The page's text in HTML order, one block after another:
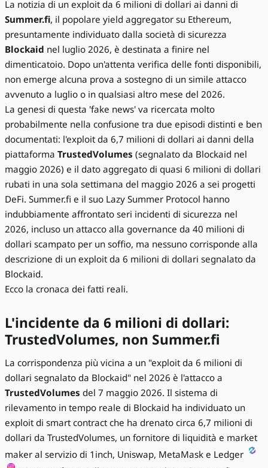
La notizia di un exploit da 6 milioni di dollari ai danni di
Summer.fi, il popolare yield aggregator su Ethereum,
presuntamente individuato dalla società di sicurezza
Blockaid nel luglio 2026, è destinata a finire nel
dimenticatoio. Dopo un'attenta verifica delle fonti disponibili,
non emerge alcuna prova a sostegno di un simile attacco
avvenuto a luglio o in qualsiasi altro mese del 2026.
La genesi di questa 'fake news' va ricercata molto
probabilmente nella confusione tra due episodi distinti e ben
documentati: l'exploit da 6,7 milioni di dollari ai danni della
piattaforma TrustedVolumes (segnalato da Blockaid nel
maggio 2026) e il dato aggregato di quasi 6 milioni di dollari
rubati in una sola settimana del maggio 2026 a sei progetti
DeFi. Summer.fi e il suo Lazy Summer Protocol hanno
indubbiamente affrontato seri incidenti di sicurezza nel
2026, incluso un attacco alla governance da 40 milioni di
dollari scampato per un soffio, ma nessuno corrisponde alla
descrizione di un exploit da 6 milioni di dollari segnalato da
Blockaid.
Ecco la cronaca dei fatti reali.
L'incidente da 6 milioni di dollari:
TrustedVolumes, non Summer.fi
La corrispondenza più vicina a un "exploit da 6 milioni di
dollari segnalato da Blockaid" nel 2026 è l'attacco a
TrustedVolumes del 7 maggio 2026. Il sistema di
rilevamento in tempo reale di Blockaid ha individuato un
exploit di smart contract che ha drenato circa 6,7 milioni di
dollari da TrustedVolumes, un fornitore di liquidità e market
maker al servizio di 1inch, Uniswap, MetaMask e Ledger